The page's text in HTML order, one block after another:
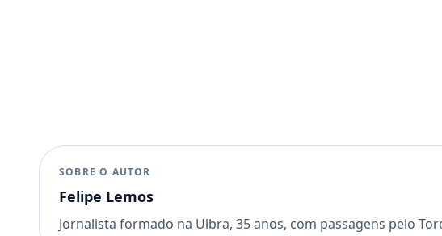
SOBRE O AUTOR
Felipe Lemos
Jornalista formado na Ulbra, 35 anos, com passagens pelo